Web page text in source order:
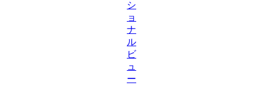
シ
ョ
ナ
ル
ビ
ュ
ー